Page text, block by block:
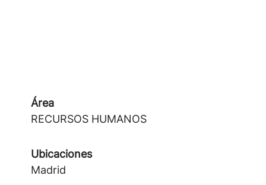
Área
RECURSOS HUMANOS
Ubicaciones
Madrid